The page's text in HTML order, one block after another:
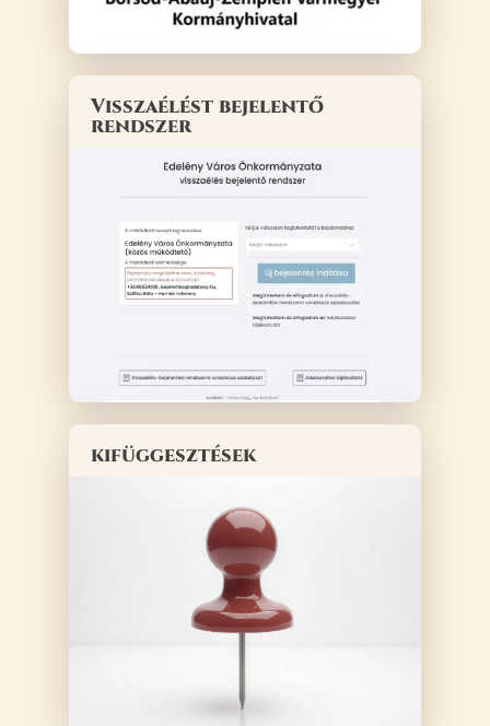
Visszaélést bejelentő
rendszer
kifüggesztések